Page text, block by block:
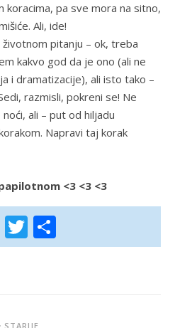
koracima, pa sve mora na sitno,
Ali, ide!
pitanju – ok, treba
kakvo god da je ono (ali ne
i dramatizacije), ali isto tako –
razmisli, pokreni se! Ne
ali – put od hiljadu
Napravi taj korak
<3 <3 <3
Facebook
Twitter
STARIJE